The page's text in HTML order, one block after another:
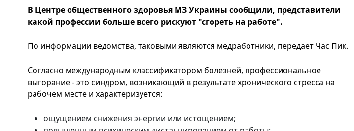
В Центре общественного здоровья МЗ Украины сообщили, представители
какой профессии больше всего рискуют "сгореть на работе".
По информации ведомства, таковыми являются медработники, передает Час Пик.
Согласно международным классификатором болезней, профессиональное
выгорание - это синдром, возникающий в результате хронического стресса на
рабочем месте и характеризуется:
ощущением снижения энергии или истощением;